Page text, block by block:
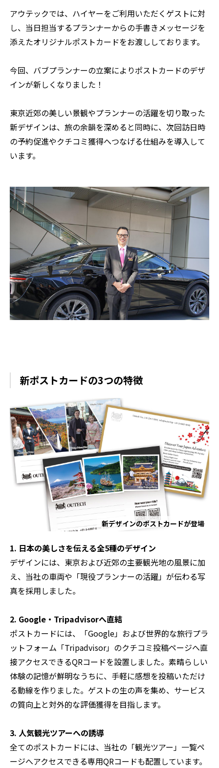
アウテックでは、ハイヤーをご利用いただくゲストに対
し、当日担当するプランナーからの手書きメッセージを
添えたオリジナルポストカードをお渡ししております。
今回、バブプランナーの立案によりポストカードのデザ
インが新しくなりました！
東京近郊の美しい景観やプランナーの活躍を切り取った
新デザインは、旅の余韻を深めると同時に、次回訪日時
の予約促進やクチコミ獲得へつなげる仕組みを導入して
います。
新ポストカードの3つの特徴
新デザインのポストカードが登場
1. 日本の美しさを伝える全5種のデザイン
デザインには、東京および近郊の主要観光地の風景に加
え、当社の車両や「現役プランナーの活躍」が伝わる写
真を採用しました。
2. Google・Tripadvisorへ直結
ポストカードには、「Google」および世界的な旅行プラ
ットフォーム「Tripadvisor」のクチコミ投稿ページへ直
接アクセスできるQRコードを設置しました。素晴らしい
体験の記憶が鮮明なうちに、手軽に感想を投稿いただけ
る動線を作りました。ゲストの生の声を集め、サービス
の質向上と対外的な評価獲得を目指します。
3. 人気観光ツアーへの誘導
全てのポストカードには、当社の「観光ツアー」一覧ペ
ージへアクセスできる専用QRコードも配置しています。